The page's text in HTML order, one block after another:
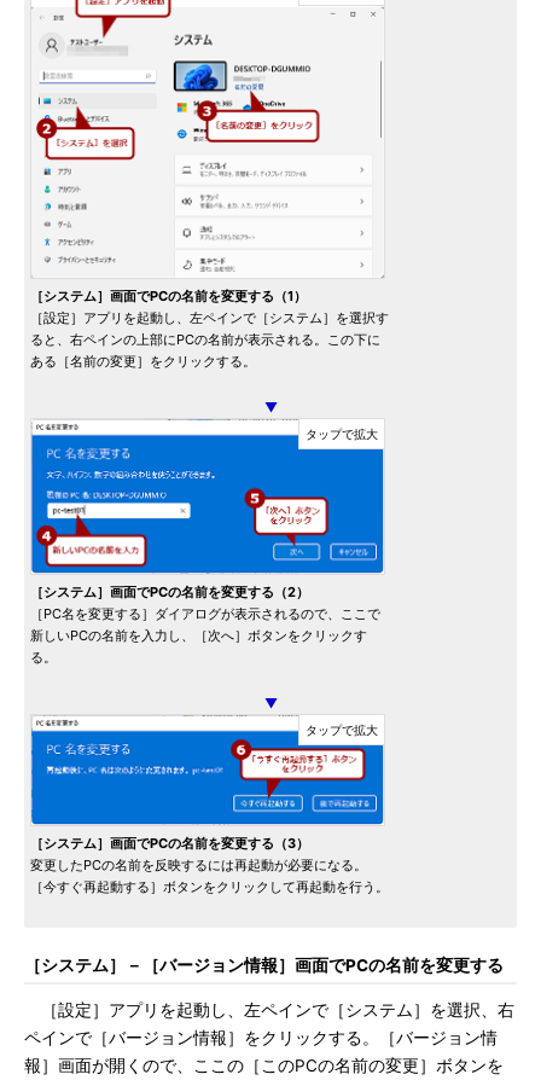
［システム］画面でPCの名前を変更する（1）
［設定］アプリを起動し、左ペインで［システム］を選択す
ると、右ペインの上部にPCの名前が表示される。この下に
ある［名前の変更］をクリックする。
▼
［システム］画面でPCの名前を変更する（2）
［PC名を変更する］ダイアログが表示されるので、ここで
新しいPCの名前を入力し、［次へ］ボタンをクリックす
る。
▼
［システム］画面でPCの名前を変更する（3）
変更したPCの名前を反映するには再起動が必要になる。
［今すぐ再起動する］ボタンをクリックして再起動を行う。
［システム］－［バージョン情報］画面でPCの名前を変更する
［設定］アプリを起動し、左ペインで［システム］を選択、右
ペインで［バージョン情報］をクリックする。［バージョン情
報］画面が開くので、ここの［このPCの名前の変更］ボタンを